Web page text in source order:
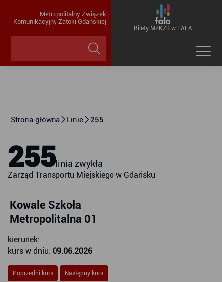
Metropolitalny Związek
Komunikacyjny Zatoki Gdańskiej
Bilety MZKZG w FALA
Strona główna Linie 255
255linia zwykła
Zarząd Transportu Miejskiego w Gdańsku
Kowale Szkoła
Metropolitalna 01
kierunek:
kurs w dniu: 09.06.2026
Poprzedni kurs Następny kurs